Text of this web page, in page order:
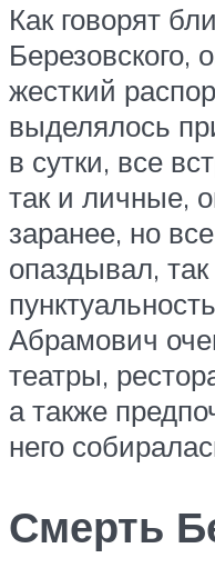
Как говорят
Березовского,
жесткий
выделялось
в сутки, все
так и личные,
заранее, но
опаздывал,
Абрамович
театры,
а также
него
Смерть